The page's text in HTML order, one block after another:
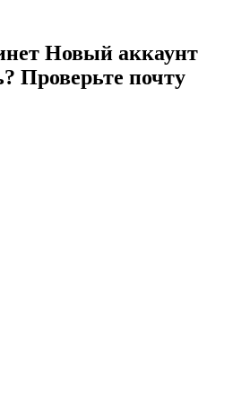
Новый аккаунт
Проверьте почту